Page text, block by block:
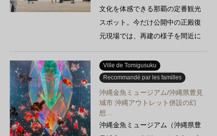
文化を体感できる那覇の定番観光
スポット。今だけ公開中の正殿復
元現場では、再建の様子を間近に
見学可能。無料エリアと有料…
Ville de Tomigusuku
Recommandé par les familles
沖縄金魚ミュージアム/沖縄県豊見
城市 沖縄アウトレット併設の幻
想…
沖縄金魚ミュージアム（沖縄県豊